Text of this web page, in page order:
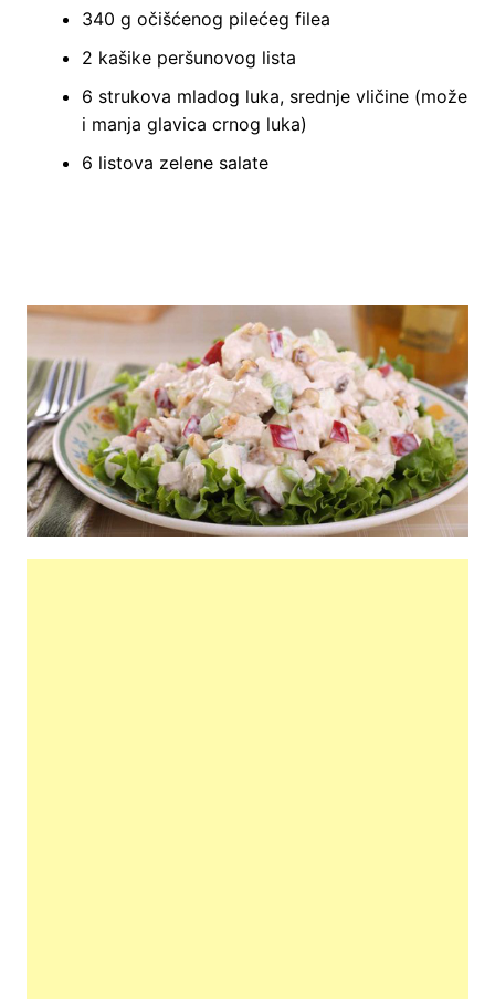
340 g očišćenog pilećeg filea
2 kašike peršunovog lista
6 strukova mladog luka, srednje vličine (može
i manja glavica crnog luka)
6 listova zelene salate